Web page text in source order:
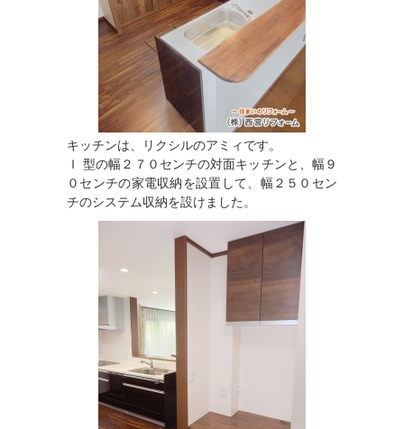
キッチンは、リクシルのアミィです。
Ｉ 型の幅２７０センチの対面キッチンと、幅９
０センチの家電収納を設置して、幅２５０セン
チのシステム収納を設けました。